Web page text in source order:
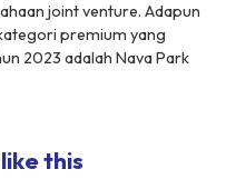
joint venture. Adapun
premium yang
2023 adalah Nava Park
this